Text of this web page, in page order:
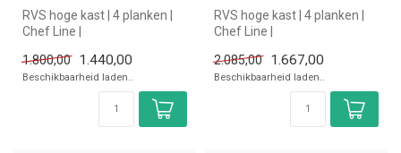
RVS hoge kast | 4 planken |
Chef Line |
simpel en snel kop...
1.800,00 1.440,00
Beschikbaarheid laden..
RVS hoge kast | 4 planken |
Chef Line |
simpel en snel kop...
2.085,00 1.667,00
Beschikbaarheid laden..